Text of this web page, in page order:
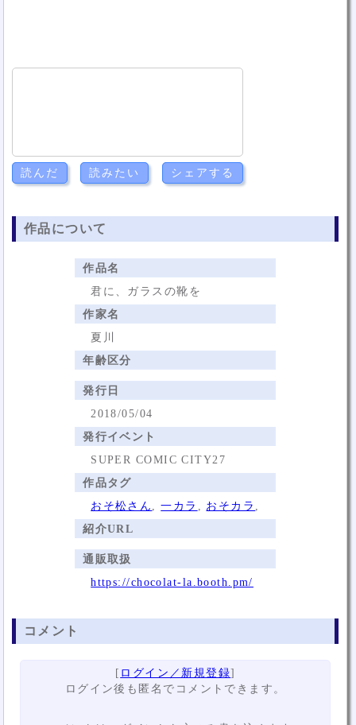
読んだ 読みたい シェアする
作品について
作品名
君に、ガラスの靴を
作家名
夏川
年齢区分
発行日
2018/05/04
発行イベント
SUPER COMIC CITY27
作品タグ
おそ松さん
,一カラ おそカラ
紹介URL
通販取扱
https://chocolat-la.booth.pm/
コメント
[ ログイン／新規登録]
ログイン後も匿名でコメントできます。